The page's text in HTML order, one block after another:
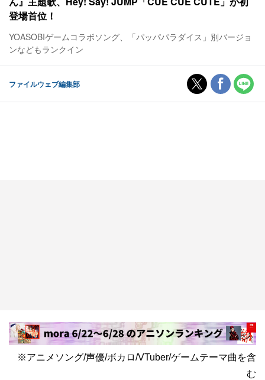
登場首位！
YOASOBIゲームコラボソング、「パッパパラダイス」別バージョ
ンなどもランクイン
ファイルウェブ編集部
※アニメソング/声優/ボカロ/VTuber/ゲームテーマ曲を含
む